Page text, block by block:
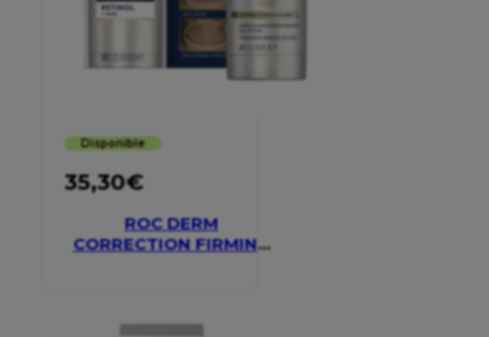
Disponible
35,30€
ROC DERM
CORRECTION FIRMING